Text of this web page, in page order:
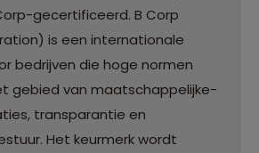
gecertificeerd. B Corp
is een internationale
bedrijven die hoge normen
gebied van maatschappelijke-
transparantie en
Het keurmerk wordt